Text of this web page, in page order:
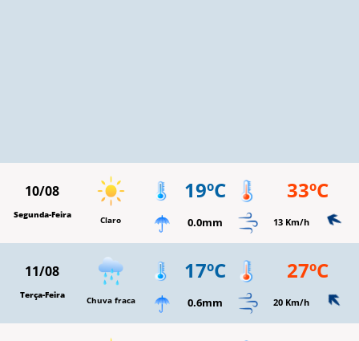
10/08
Segunda-Feira Claro
19ºC 33ºC
0.0mm 13 Km/h
11/08
Terça-Feira Chuva fraca
17ºC 27ºC
0.6mm 20 Km/h